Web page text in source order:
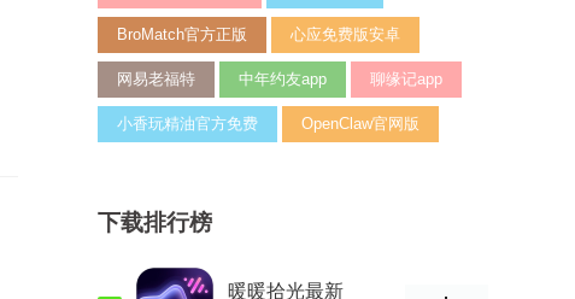
BroMatch官方正版 心应免费版安卓
网易老福特 中年约友app 聊缘记app
小香玩精油官方免费 OpenClaw官网版
下载排行榜
暖暖拾光最新